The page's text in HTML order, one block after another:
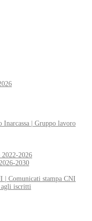
Inarcassa | Gruppo lavoro
2026
2030
Comunicati stampa CNI
agli iscritti